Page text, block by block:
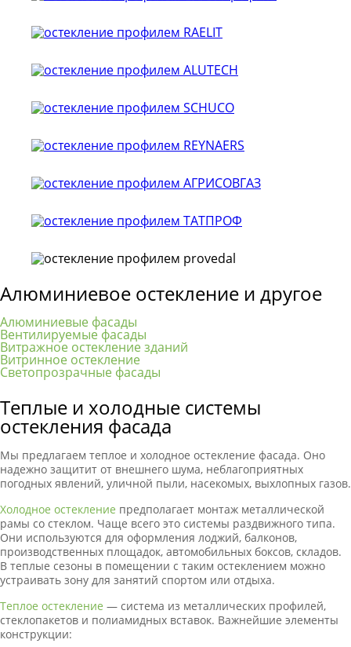
Алюминиевое остекление и другое
Алюминиевые фасады
Вентилируемые фасады
Витражное остекление зданий
Витринное остекление
Светопрозрачные фасады
Теплые и холодные системы
остекления фасада
Мы предлагаем теплое и холодное остекление фасада. Оно
надежно защитит от внешнего шума, неблагоприятных
погодных явлений, уличной пыли, насекомых, выхлопных газов.
Холодное остекление предполагает монтаж металлической
рамы со стеклом. Чаще всего это системы раздвижного типа.
Они используются для оформления лоджий, балконов,
производственных площадок, автомобильных боксов, складов.
В теплые сезоны в помещении с таким остеклением можно
устраивать зону для занятий спортом или отдыха.
Теплое остекление — система из металлических профилей,
стеклопакетов и полиамидных вставок. Важнейшие элементы
конструкции: